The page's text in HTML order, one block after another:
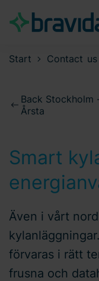
Start Contact us
Back Stockholm
Årsta
Smart
Även i vårt
förvaras i rätt
frusna och